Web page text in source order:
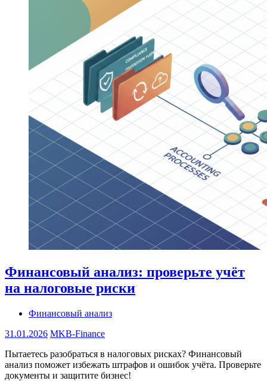
Финансовый анализ: проверьте учёт
на налоговые риски
Финансовый анализ
31.01.2026 MKB-Finance
Пытаетесь разобраться в налоговых рисках? Финансовый
анализ поможет избежать штрафов и ошибок учёта. Проверьте
документы и защитите бизнес!